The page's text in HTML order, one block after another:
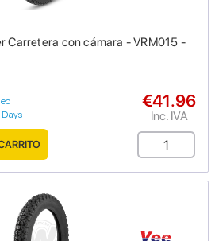
Carretera con cámara - VRM015 -
€41.96
Inc. IVA